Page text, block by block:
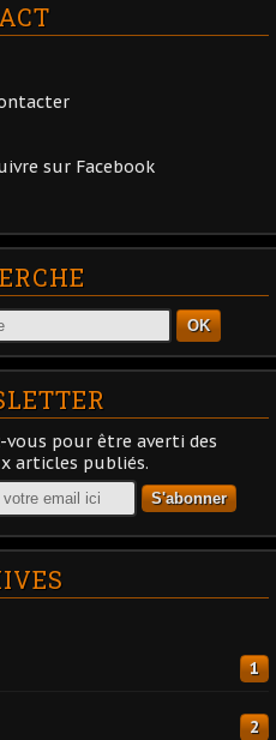
sur Facebook
OK
vous pour être averti des
articles publiés.
1
2